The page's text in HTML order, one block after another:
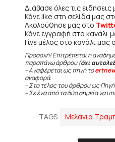
Διάβασε όλες τις
Κάνε like στη σελίδα μας
Ακολούθησε μας στο
Κάνε εγγραφή στο κανάλι
Γίνε μέλος στο κανάλι μας
Προσοχή! Επιτρέπεται η
παραπάνω άρθρου (όχι
– Αναφέρεται ως πηγή το
αναφορά.
– Στο τέλος του άρθρου ως Πηγή
– Σε ένα από τα δύο σημεία να
TAGS Μελάνια